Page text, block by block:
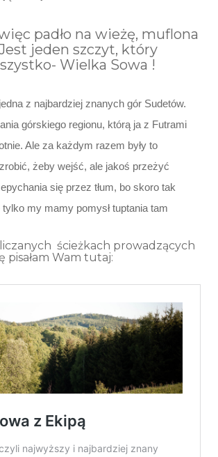
padło na wieżę, muflona
jeden szczyt, który
Wielka Sowa !
z najbardziej znanych gór Sudetów.
górskiego regionu, którą ja z Futrami
Ale za każdym razem były to
żeby wejść, ale jakoś przeżyć
się przez tłum, bo skoro tak
my mamy pomysł tuptania tam
ścieżkach prowadzących
pisałam Wam tutaj: